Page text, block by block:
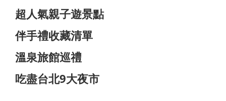
超人氣親子遊景點
伴手禮收藏清單
溫泉旅館巡禮
吃盡台北9大夜市